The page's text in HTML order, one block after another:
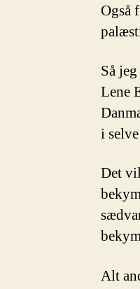
Også
Så
Lene
i
Det
Alt